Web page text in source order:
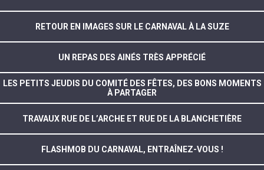
RETOUR EN IMAGES SUR LE CARNAVAL À LA SUZE
UN REPAS DES AINÉS TRÈS APPRÉCIÉ
LES PETITS JEUDIS DU COMITÉ DES FÊTES, DES BONS MOMENTS
À PARTAGER
TRAVAUX RUE DE L’ARCHE ET RUE DE LA BLANCHETIÈRE
FLASHMOB DU CARNAVAL, ENTRAÎNEZ-VOUS !